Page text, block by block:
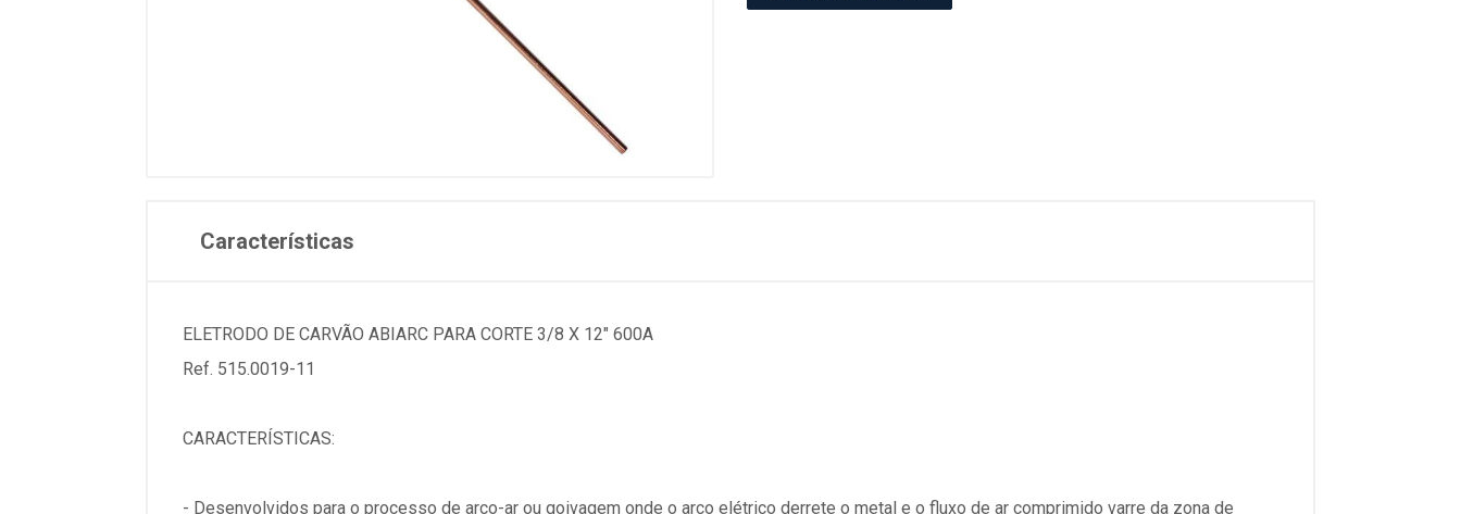
Características
ELETRODO DE CARVÃO ABIARC PARA CORTE 3/8 X 12" 600A
Ref. 515.0019-11
CARACTERÍSTICAS:
- Desenvolvidos para o processo de arco-ar ou goivagem onde o arco elétrico derrete o metal e o fluxo de ar comprimido varre da zona de